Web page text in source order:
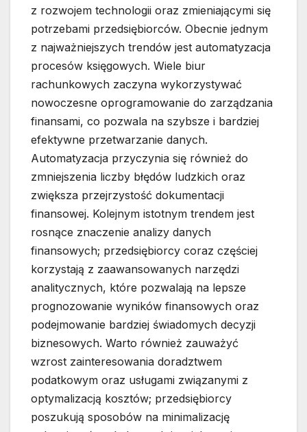
z rozwojem technologii oraz zmieniającymi się
potrzebami przedsiębiorców. Obecnie jednym
z najważniejszych trendów jest automatyzacja
procesów księgowych. Wiele biur
rachunkowych zaczyna wykorzystywać
nowoczesne oprogramowanie do zarządzania
finansami, co pozwala na szybsze i bardziej
efektywne przetwarzanie danych.
Automatyzacja przyczynia się również do
zmniejszenia liczby błędów ludzkich oraz
zwiększa przejrzystość dokumentacji
finansowej. Kolejnym istotnym trendem jest
rosnące znaczenie analizy danych
finansowych; przedsiębiorcy coraz częściej
korzystają z zaawansowanych narzędzi
analitycznych, które pozwalają na lepsze
prognozowanie wyników finansowych oraz
podejmowanie bardziej świadomych decyzji
biznesowych. Warto również zauważyć
wzrost zainteresowania doradztwem
podatkowym oraz usługami związanymi z
optymalizacją kosztów; przedsiębiorcy
poszukują sposobów na minimalizację